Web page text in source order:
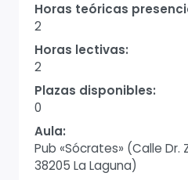
Horas teóricas
2
Horas lectivas:
2
Plazas disponibles:
0
Aula:
Pub «Sócrates» (Calle
38205 La Laguna)